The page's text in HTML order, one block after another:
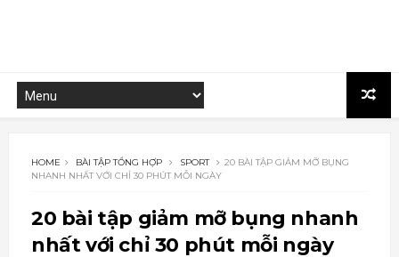
HOME BÀI TẬP TỔNG HỢP SPORT
20 BÀI TẬP GIẢM MỠ BỤNG
NHANH NHẤT VỚI CHỈ 30 PHÚT MỖI NGÀY
20 bài tập giảm mỡ bụng nhanh
nhất với chỉ 30 phút mỗi ngày